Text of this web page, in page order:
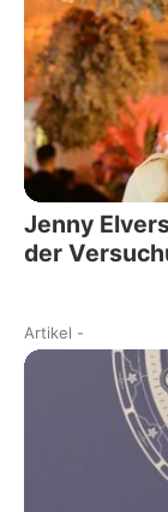
Jenny
der
Artikel -